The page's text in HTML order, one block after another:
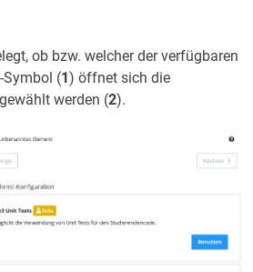
ob bzw. welcher der verfügbaren
Symbol (1) öffnet sich die
werden (2).